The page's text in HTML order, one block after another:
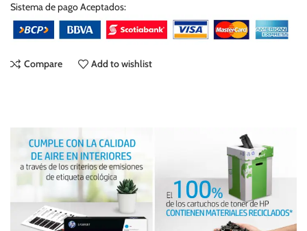
Sistema de pago Aceptados:
Compare Add to wishlist